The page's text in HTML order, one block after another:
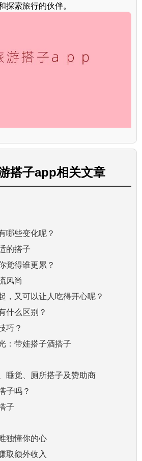
探索旅行的伙伴。
搭子app相关文章
哪些变化呢？
的搭子
觉得谁更累？
风尚
，又可以让人吃得开心呢？
什么区别？
巧？
：带娃搭子酒搭子
睡觉、厕所搭子及赞助商
子吗？
子
独懂你的心
取额外收入